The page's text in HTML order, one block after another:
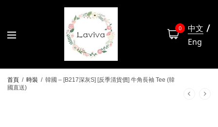
0
中文
Eng
首頁 / 時裝 / 韓國 – [B217深灰S] [反季清貨價] 牛角長袖 Tee (韓
國直送)